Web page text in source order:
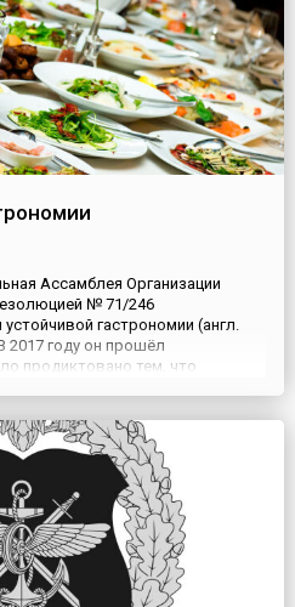
Ассамблея Организации
№ 71/246
гастрономии (англ.
2017 году он прошёл
продиктовано тем, что
тем, ...